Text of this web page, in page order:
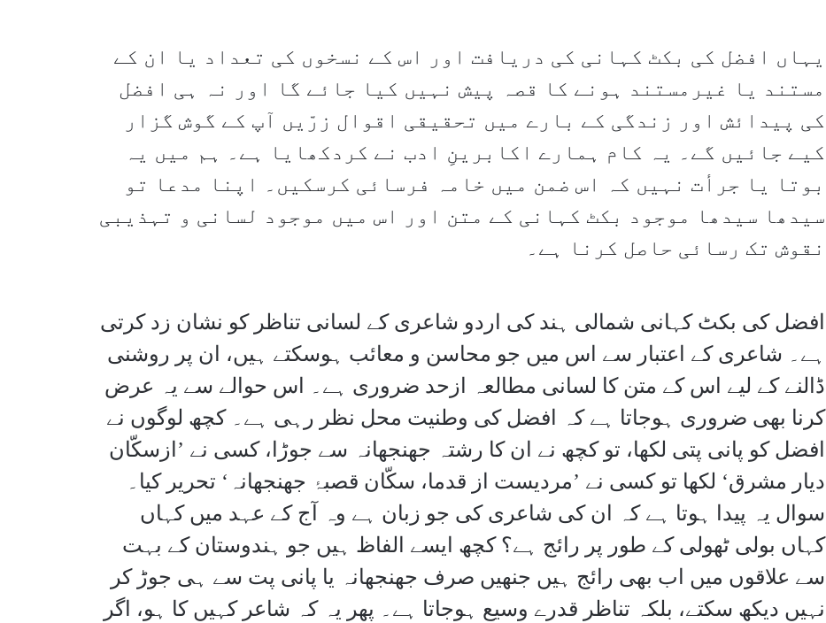
یہاں افضل کی بکٹ کہانی کی دریافت اور اس کے نسخوں کی تعداد یا ان کے
مستند یا غیرمستند ہونے کا قصہ پیش نہیں کیا جائے گا اور نہ ہی افضل
کی پیدائش اور زندگی کے بارے میں تحقیقی اقوال زرّیں آپ کے گوش گزار
کیے جائیں گے۔ یہ کام ہمارے اکابرینِ ادب نے کردکھایا ہے۔ ہم میں یہ
بوتا یا جرأت نہیں کہ اس ضمن میں خامہ فرسائی کرسکیں۔ اپنا مدعا تو
سیدھا سیدھا موجود بکٹ کہانی کے متن اور اس میں موجود لسانی و تہذیبی
نقوش تک رسائی حاصل کرنا ہے۔
افضل کی بکٹ کہانی شمالی ہند کی اردو شاعری کے لسانی تناظر کو نشان زد کرتی
ہے۔ شاعری کے اعتبار سے اس میں جو محاسن و معائب ہوسکتے ہیں، ان پر روشنی
ڈالنے کے لیے اس کے متن کا لسانی مطالعہ ازحد ضروری ہے۔ اس حوالے سے یہ عرض
کرنا بھی ضروری ہوجاتا ہے کہ افضل کی وطنیت محل نظر رہی ہے۔ کچھ لوگوں نے
افضل کو پانی پتی لکھا، تو کچھ نے ان کا رشتہ جھنجھانہ سے جوڑا، کسی نے ’ازسکّان
دیار مشرق‘ لکھا تو کسی نے ’مردیست از قدما، سکّان قصبۂ جھنجھانہ‘ تحریر کیا۔
سوال یہ پیدا ہوتا ہے کہ ان کی شاعری کی جو زبان ہے وہ آج کے عہد میں کہاں
کہاں بولی ٹھولی کے طور پر رائج ہے؟ کچھ ایسے الفاظ ہیں جو ہندوستان کے بہت
سے علاقوں میں اب بھی رائج ہیں جنھیں صرف جھنجھانہ یا پانی پت سے ہی جوڑ کر
نہیں دیکھ سکتے، بلکہ تناظر قدرے وسیع ہوجاتا ہے۔ پھر یہ کہ شاعر کہیں کا ہو، اگر